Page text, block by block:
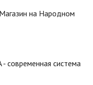
на Народном
система